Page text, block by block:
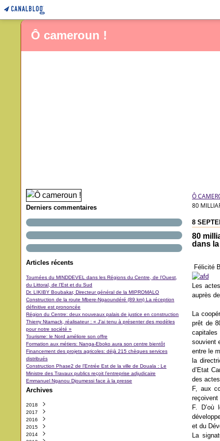
Ô cameroun !
Derniers commentaires
Articles récents
Tournées du MINDDEVEL dans les Régions du Centre, de l’Ouest,
du Littoral, de l’Est et du Sud
Dr. LIKIBY Boubakar, Directeur général de la MIPROMALO
Construction de la route Mbere-Ngaoundéré (89 km) La réception
définitive est prononcée
Région du Centre: deux nouveaux palais de justice en construction
Thierry Ntamack, réalisateur : « J’ai tenu à présenter des modèles
pour notre société »
Tourisme: le Nord améliore son offre
Formation aux métiers: Nanga-Eboko aura son centre bientôt
Financement des projets agricoles: déjà 215 chèques services
distribués
Construction Phase2 de l’Entrée Est de la ville de Douala : Le
Ministre des Travaux publics reçoit l’entreprise adjudicaire
Emmanuel Nganou Djoumessi face à la presse
Archives
2018
Octobre
Septembre
Août
Juillet
2017
Décembre
Novembre
Octobre
2016
Décembre
Novembre
2015
Décembre
2014
Ô
80
8
80
dans
Félicité
Les
auprès
La
prêt de
capitales
souvient
entre le
la
d’Etat
des
F, aux
F.
et du
La